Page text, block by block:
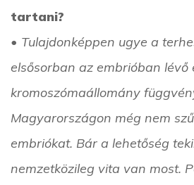
tartani?
• Tulajdonképpen ugye a
elsősorban az embrióban lévő
kromoszómaállomány
Magyarországon még nem
embriókat. Bár a lehetőség
nemzetközileg vita van most.